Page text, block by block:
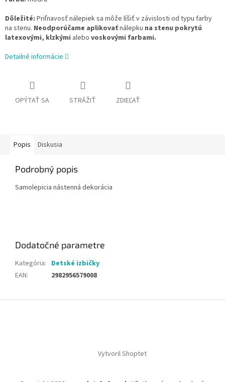
Dôležité: Priľnavosť nálepiek sa môže líšiť v závislosti od typu farby
na stenu. Neodporúčame aplikovaťnálepku na stenu pokrytú
latexovými, klzkými alebo voskovými farbami.
Detailné informácie
OPÝTAŤ SA STRÁŽIŤ ZDIEĽAŤ
Popis Diskusia
Podrobný popis
‏‏Samolepicia nástenná dekorácia
Dodatočné parametre
Kategória: Detské izbičky
EAN: 2982956579008
Vytvoril Shoptet